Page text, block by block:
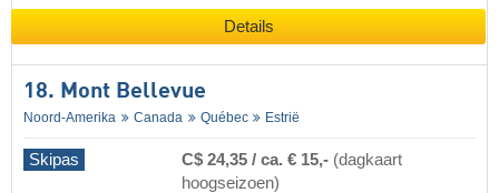
Details
18. Mont Bellevue
Noord-Amerika Canada Québec Estrië
Skipas C$ 24,35 / ca. € 15,- (dagkaart
hoogseizoen)